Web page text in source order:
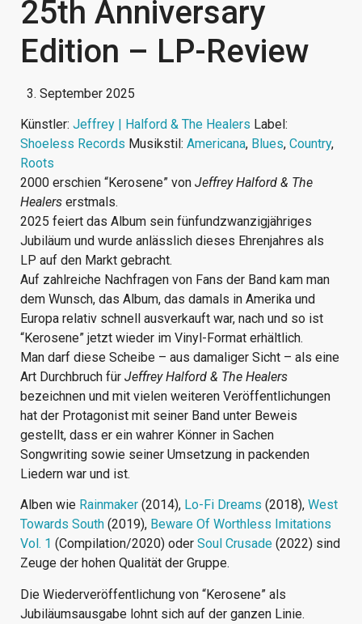
25th Anniversary
Edition – LP-Review
3. September 2025
Künstler: Jeffrey | Halford & The Healers Label:
Shoeless Records Musikstil: Americana, Blues, Country,
Roots
2000 erschien “Kerosene” von Jeffrey Halford & The
Healers erstmals.
2025 feiert das Album sein fünfundzwanzigjähriges
Jubiläum und wurde anlässlich dieses Ehrenjahres als
LP auf den Markt gebracht.
Auf zahlreiche Nachfragen von Fans der Band kam man
dem Wunsch, das Album, das damals in Amerika und
Europa relativ schnell ausverkauft war, nach und so ist
“Kerosene” jetzt wieder im Vinyl-Format erhältlich.
Man darf diese Scheibe – aus damaliger Sicht – als eine
Art Durchbruch für Jeffrey Halford & The Healers
bezeichnen und mit vielen weiteren Veröffentlichungen
hat der Protagonist mit seiner Band unter Beweis
gestellt, dass er ein wahrer Könner in Sachen
Songwriting sowie seiner Umsetzung in packenden
Liedern war und ist.
Alben wie Rainmaker (2014), Lo-Fi Dreams (2018), West
Towards South (2019), Beware Of Worthless Imitations
Vol. 1 (Compilation/2020) oder Soul Crusade (2022) sind
Zeuge der hohen Qualität der Gruppe.
Die Wiederveröffentlichung von “Kerosene” als
Jubiläumsausgabe lohnt sich auf der ganzen Linie.